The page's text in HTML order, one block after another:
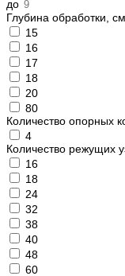
до
Глубина обработки, см
15
16
17
18
20
80
Количество опорных
4
Количество режущих
16
18
24
32
38
40
48
60